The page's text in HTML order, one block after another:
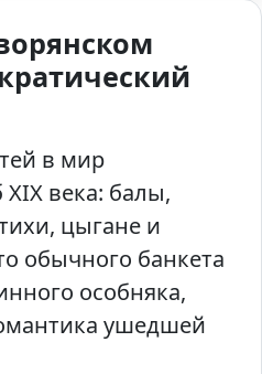
в мир
века: балы,
цыгане и
обычного банкета
особняка,
ушедшей